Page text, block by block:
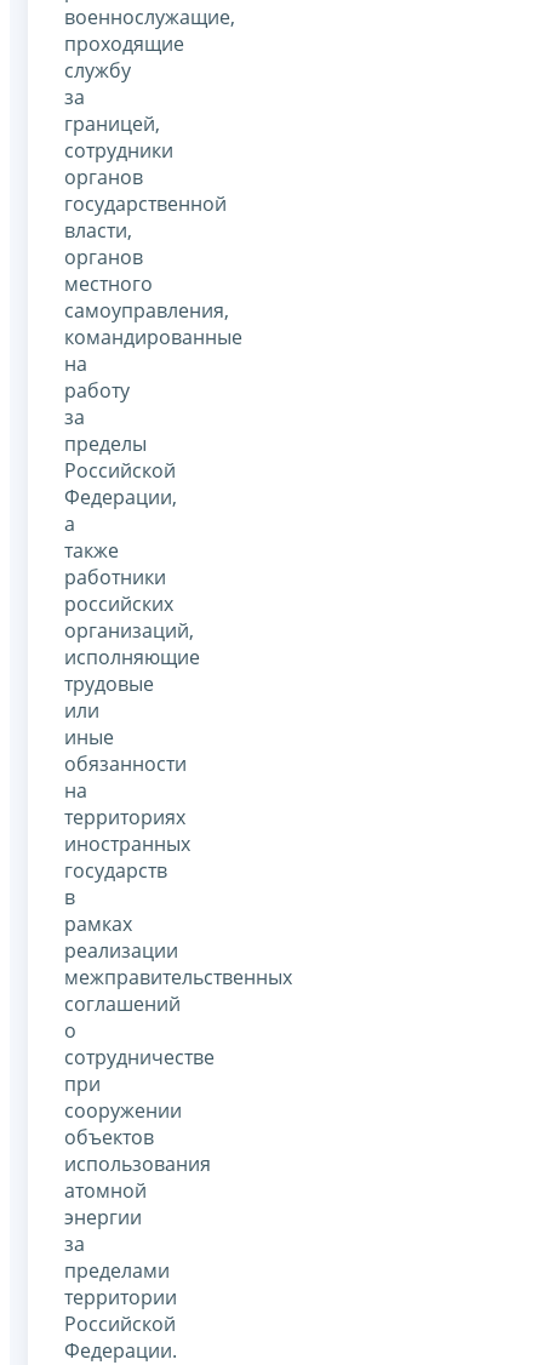
военнослужащие,
проходящие
службу
за
границей,
сотрудники
органов
государственной
власти,
органов
местного
самоуправления,
командированные
на
работу
за
пределы
Российской
Федерации,
а
также
работники
российских
организаций,
исполняющие
трудовые
или
иные
обязанности
на
территориях
иностранных
государств
в
рамках
реализации
межправительственных
соглашений
о
сотрудничестве
при
сооружении
объектов
использования
атомной
энергии
за
пределами
территории
Российской
Федерации.